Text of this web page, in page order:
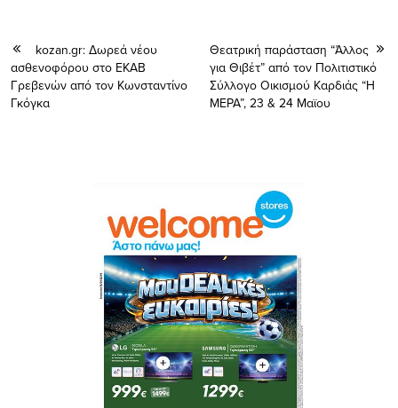
kozan.gr: Δωρεά νέου
ασθενοφόρου στο ΕΚΑΒ
Γρεβενών από τον Κωνσταντίνο
Γκόγκα
Θεατρική παράσταση “Άλλος
για Θιβέτ” από τον Πολιτιστικό
Σύλλογο Οικισμού Καρδιάς “Η
ΜΕΡΑ”, 23 & 24 Μαϊου